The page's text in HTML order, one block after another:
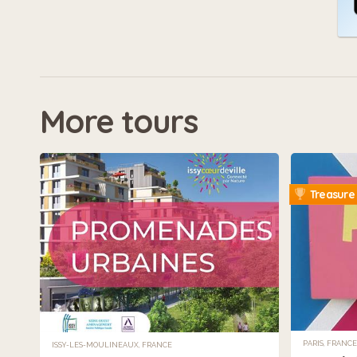
More tours
ISSY-LES-MOULINEAUX, FRANCE PARIS, FRANCE